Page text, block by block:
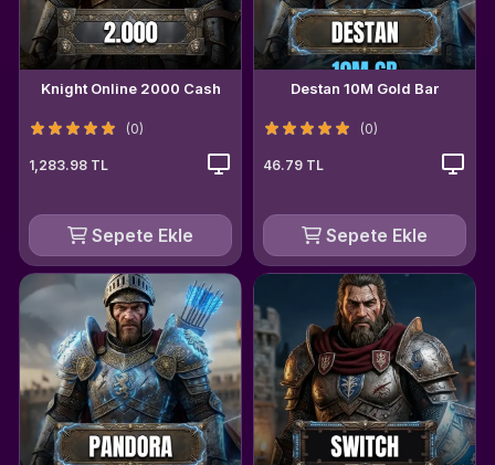
Knight Online 2000 Cash
(0)
1,283.98 TL
Sepete Ekle
Destan 10M Gold Bar
(0)
46.79 TL
Sepete Ekle